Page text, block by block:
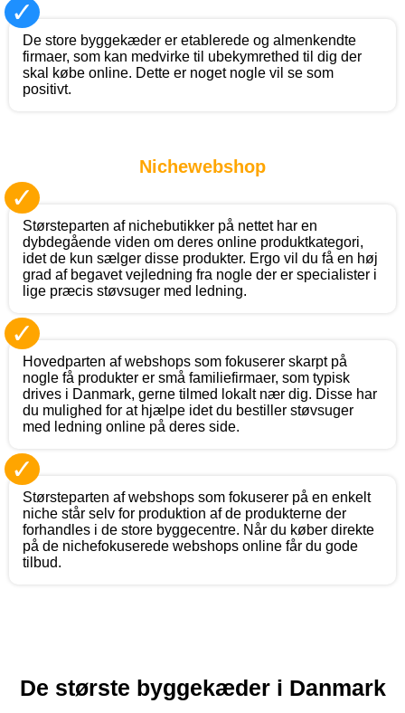
✓
De store byggekæder er etablerede og almenkendte
firmaer, som kan medvirke til ubekymrethed til dig der
skal købe online. Dette er noget nogle vil se som
positivt.
Nichewebshop
✓
Størsteparten af nichebutikker på nettet har en
dybdegående viden om deres online produktkategori,
idet de kun sælger disse produkter. Ergo vil du få en høj
grad af begavet vejledning fra nogle der er specialister i
lige præcis støvsuger med ledning.
✓
Hovedparten af webshops som fokuserer skarpt på
nogle få produkter er små familiefirmaer, som typisk
drives i Danmark, gerne tilmed lokalt nær dig. Disse har
du mulighed for at hjælpe idet du bestiller støvsuger
med ledning online på deres side.
✓
Størsteparten af webshops som fokuserer på en enkelt
niche står selv for produktion af de produkterne der
forhandles i de store byggecentre. Når du køber direkte
på de nichefokuserede webshops online får du gode
tilbud.
De største byggekæder i Danmark